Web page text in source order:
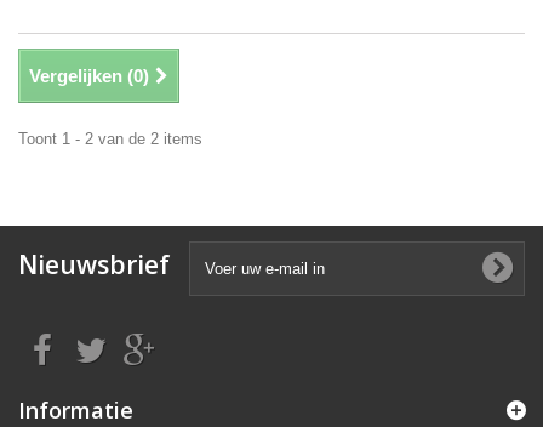
Vergelijken (0)
Toont 1 - 2 van de 2 items
Nieuwsbrief
Informatie